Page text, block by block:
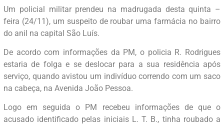
Um policial militar prendeu na madrugada desta quinta –
feira (24/11), um suspeito de roubar uma farmácia no bairro
do anil na capital São Luís.
De acordo com informações da PM, o policia R. Rodrigues
estaria de folga e se deslocar para a sua residência após
serviço, quando avistou um indivíduo correndo com um saco
na cabeça, na Avenida João Pessoa.
Logo em seguida o PM recebeu informações de que o
acusado identificado pelas iniciais L. T. B., tinha roubado a